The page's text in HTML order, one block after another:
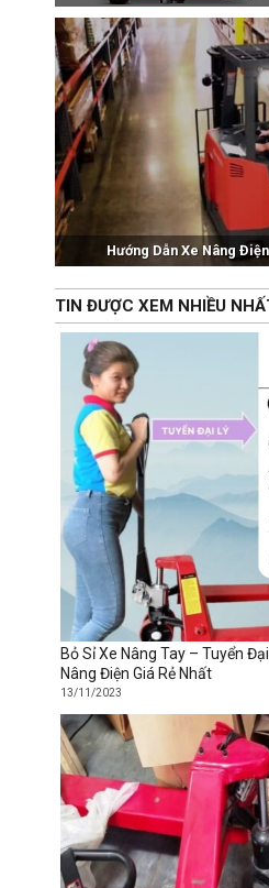
Hướng Dẫn Xe Nâng
TIN ĐƯỢC XEM NHIỀU
Bỏ Sỉ Xe Nâng Tay – Tuyển
Nâng Điện Giá Rẻ Nhất
13/11/2023